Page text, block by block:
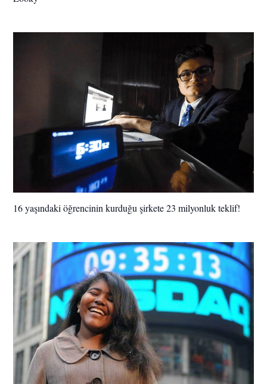
16 yaşındaki öğrencinin kurduğu şirkete 23 milyonluk teklif!